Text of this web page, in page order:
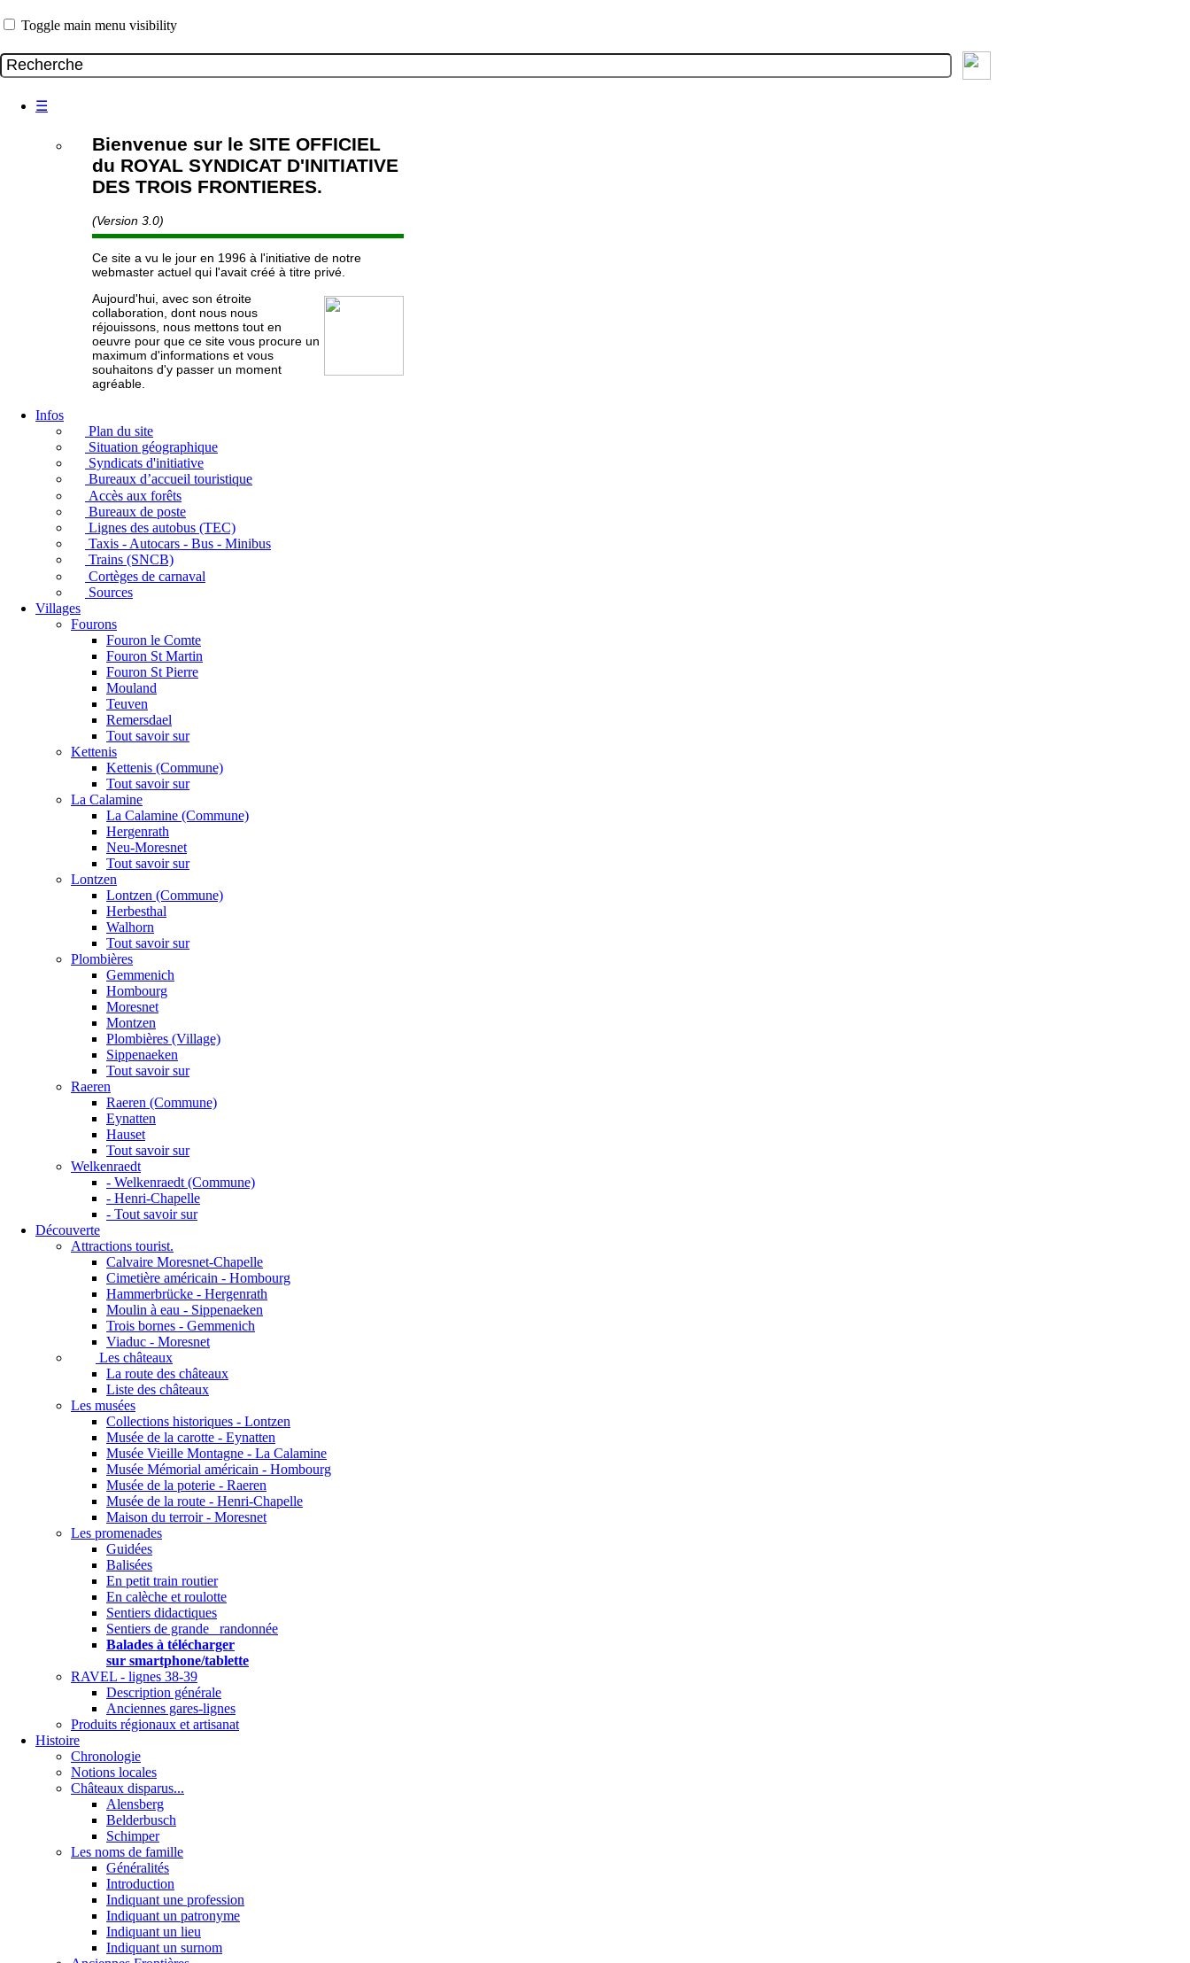
Toggle main menu visibility
☰
Bienvenue sur le SITE OFFICIEL
du ROYAL SYNDICAT D'INITIATIVE
DES TROIS FRONTIERES.
(Version 3.0)
Ce site a vu le jour en 1996 à l'initiative de notre
webmaster actuel qui l'avait créé à titre privé.
Aujourd'hui, avec son étroite
collaboration, dont nous nous
réjouissons, nous mettons tout en
oeuvre pour que ce site vous procure un
maximum d'informations et vous
souhaitons d'y passer un moment
agréable.
Infos
Plan du site
Situation géographique
Syndicats d'initiative
Bureaux d’accueil touristique
Accès aux forêts
Bureaux de poste
Lignes des autobus (TEC)
Taxis - Autocars - Bus - Minibus
Trains (SNCB)
Cortèges de carnaval
Sources
Villages
Fourons
Fouron le Comte
Fouron St Martin
Fouron St Pierre
Mouland
Teuven
Remersdael
Tout savoir sur
Kettenis
Kettenis (Commune)
Tout savoir sur
La Calamine
La Calamine (Commune)
Hergenrath
Neu-Moresnet
Tout savoir sur
Lontzen
Lontzen (Commune)
Herbesthal
Walhorn
Tout savoir sur
Plombières
Gemmenich
Hombourg
Moresnet
Montzen
Plombières (Village)
Sippenaeken
Tout savoir sur
Raeren
Raeren (Commune)
Eynatten
Hauset
Tout savoir sur
Welkenraedt
- Welkenraedt (Commune)
- Henri-Chapelle
- Tout savoir sur
Découverte
Attractions tourist.
Calvaire Moresnet-Chapelle
Cimetière américain - Hombourg
Hammerbrücke - Hergenrath
Moulin à eau - Sippenaeken
Trois bornes - Gemmenich
Viaduc - Moresnet
Les châteaux
La route des châteaux
Liste des châteaux
Les musées
Collections historiques - Lontzen
Musée de la carotte - Eynatten
Musée Vieille Montagne - La Calamine
Musée Mémorial américain - Hombourg
Musée de la poterie - Raeren
Musée de la route - Henri-Chapelle
Maison du terroir - Moresnet
Les promenades
Guidées
Balisées
En petit train routier
En calèche et roulotte
Sentiers didactiques
Sentiers de grande randonnée
Balades à télécharger
sur smartphone/tablette
RAVEL - lignes 38-39
Description générale
Anciennes gares-lignes
Produits régionaux et artisanat
Histoire
Chronologie
Notions locales
Châteaux disparus...
Alensberg
Belderbusch
Schimper
Les noms de famille
Généralités
Introduction
Indiquant une profession
Indiquant un patronyme
Indiquant un lieu
Indiquant un surnom